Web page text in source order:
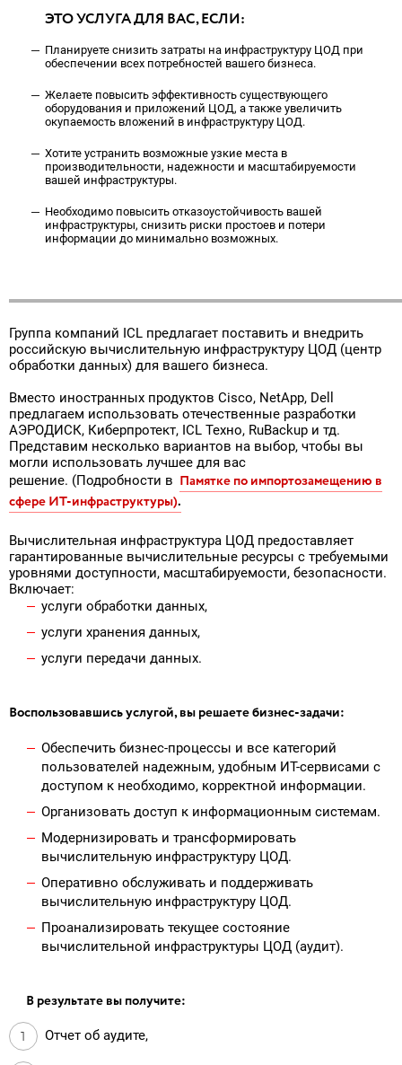
Поставка программного обеспечения и оборудования
ЭТО УСЛУГА ДЛЯ ВАС, ЕСЛИ:
Планируете снизить затраты на инфраструктуру ЦОД при
обеспечении всех потребностей вашего бизнеса.
Желаете повысить эффективность существующего
оборудования и приложений ЦОД, а также увеличить
окупаемость вложений в инфраструктуру ЦОД.
Хотите устранить возможные узкие места в
производительности, надежности и масштабируемости
вашей инфраструктуры.
Необходимо повысить отказоустойчивость вашей
инфраструктуры, снизить риски простоев и потери
информации до минимально возможных.
Группа компаний ICL предлагает поставить и внедрить
российскую вычислительную инфраструктуру ЦОД (центр
обработки данных) для вашего бизнеса.
Вместо иностранных продуктов Cisco, NetApp, Dell
предлагаем использовать отечественные разработки
АЭРОДИСК, Киберпротект, ICL Техно, RuBackup и тд.
Представим несколько вариантов на выбор, чтобы вы
могли использовать лучшее для вас
решение. (Подробности в Памятке по импортозамещению в
сфере ИТ-инфраструктуры).
Вычислительная инфраструктура ЦОД предоставляет
гарантированные вычислительные ресурсы с требуемыми
уровнями доступности, масштабируемости, безопасности.
Включает:
услуги обработки данных,
услуги хранения данных,
услуги передачи данных.
Воспользовавшись услугой, вы решаете бизнес-задачи:
Обеспечить бизнес-процессы и все категорий
пользователей надежным, удобным ИТ-сервисами с
доступом к необходимо, корректной информации.
Организовать доступ к информационным системам.
Модернизировать и трансформировать
вычислительную инфраструктуру ЦОД.
Оперативно обслуживать и поддерживать
вычислительную инфраструктуру ЦОД.
Проанализировать текущее состояние
вычислительной инфраструктуры ЦОД (аудит).
В результате вы получите:
Отчет об аудите,